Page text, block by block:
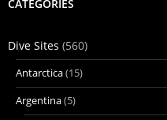
CATEGORIES
Dive Sites (560)
Antarctica(15)
Argentina(5)